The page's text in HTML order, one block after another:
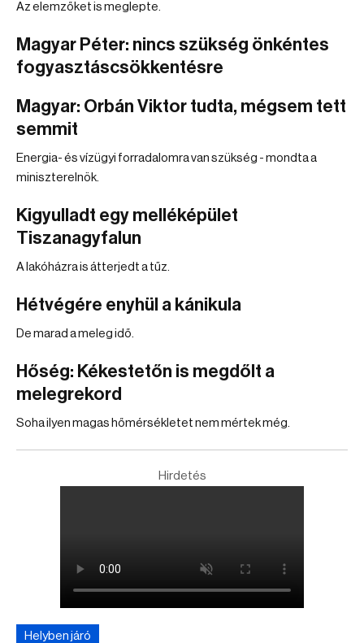
Az elemzőket is meglepte.
Magyar Péter: nincs szükség önkéntes
fogyasztáscsökkentésre
Magyar: Orbán Viktor tudta, mégsem tett
semmit
Energia- és vízügyi forradalomra van szükség - mondta a
miniszterelnök.
Kigyulladt egy melléképület
Tiszanagyfalun
A lakóházra is átterjedt a tűz.
Hétvégére enyhül a kánikula
De marad a meleg idő.
Hőség: Kékestetőn is megdőlt a
melegrekord
Soha ilyen magas hőmérsékletet nem mértek még.
Hirdetés
Helyben járó